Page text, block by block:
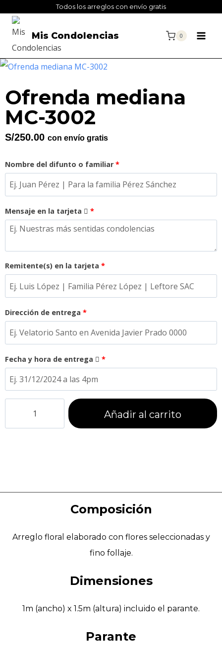
Todos los arreglos con envío gratis
Mis Condolencias 0
Ofrenda mediana
MC-3002
S/250.00 con envío gratis
Nombre del difunto o familiar *
Mensaje en la tarjeta *
Remitente(s) en la tarjeta *
Dirección de entrega *
Fecha y hora de entrega *
Añadir al carrito
Composición
Arreglo floral elaborado con flores seleccionadas y
fino follaje.
Dimensiones
1m (ancho) x 1.5m (altura) incluido el parante.
Parante